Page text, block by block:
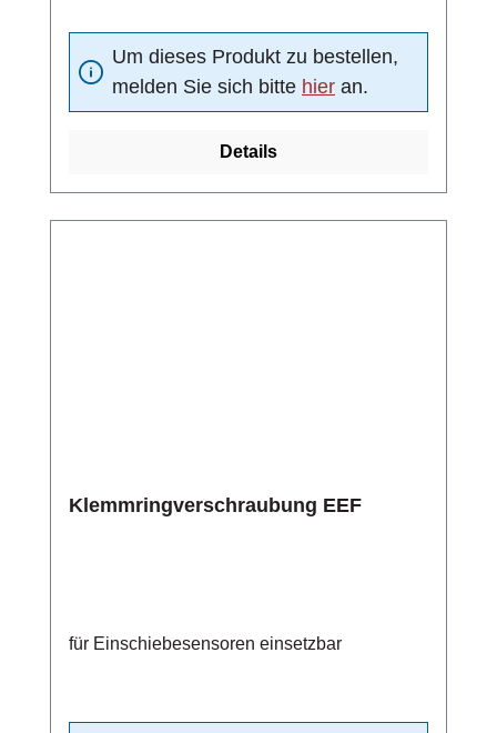
Um dieses Produkt zu bestellen,
melden Sie sich bitte hier an.
Details
Klemmringverschraubung EEF
für Einschiebesensoren einsetzbar